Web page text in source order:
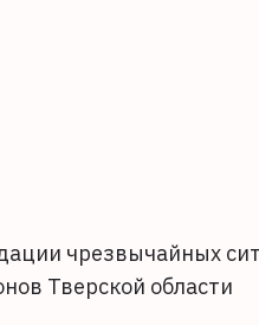
чрезвычайных
Тверской области